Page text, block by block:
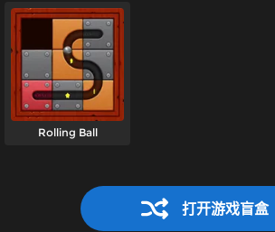
Rolling Ball
打开游戏盲盒